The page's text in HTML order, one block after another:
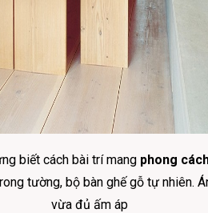
biết cách bài trí mang phong
tường, bộ bàn ghế gỗ tự nhiên.
vừa đủ ấm áp